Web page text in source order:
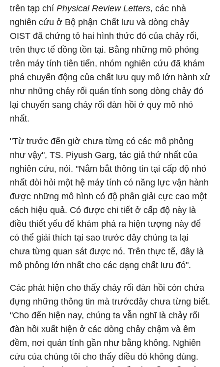
trên tạp chí Physical Review Letters, các nhà
nghiên cứu ở Bộ phận Chất lưu và dòng chảy
OIST đã chứng tỏ hai hình thức đó của chảy rối,
trên thực tế đồng tồn tại. Bằng những mô phỏng
trên máy tính tiên tiến, nhóm nghiên cứu đã khám
phá chuyển động của chất lưu quy mô lớn hành xử
như những chảy rối quán tính song dòng chảy đó
lại chuyển sang chảy rối đàn hồi ở quy mô nhỏ
nhất.
"Từ trước đến giờ chưa từng có các mô phỏng
như vậy", TS. Piyush Garg, tác giả thứ nhất của
nghiên cứu, nói. "Nắm bắt thông tin tại cấp độ nhỏ
nhất đòi hỏi một hệ máy tính có năng lực vận hành
được những mô hình có độ phân giải cực cao một
cách hiệu quả. Có được chi tiết ở cấp độ này là
điều thiết yếu để khám phá ra hiện tượng này để
có thể giải thích tại sao trước đây chúng ta lại
chưa từng quan sát được nó. Trên thực tế, đây là
mô phỏng lớn nhất cho các dạng chất lưu đó".
Các phát hiện cho thấy chảy rối đàn hồi còn chứa
đựng những thông tin mà trướcđây chưa từng biết.
"Cho đến hiện nay, chúng ta vẫn nghĩ là chảy rối
đàn hồi xuất hiện ở các dòng chảy chậm và êm
đềm, nơi quán tính gần như bằng không. Nghiên
cứu của chúng tôi cho thấy điều đó không đúng.